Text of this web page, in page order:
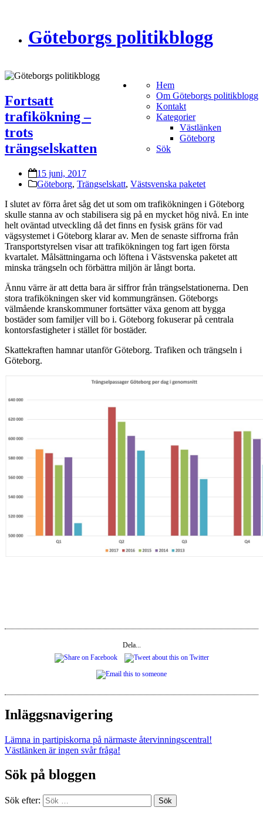
Göteborgs politikblogg
Hem
Om Göteborgs politikblogg
Kontakt
Kategorier
Västlänken
Göteborg
Sök
Fortsatt
trafikökning –
trots
trängselskatten
15 juni, 2017
Göteborg, Trängselskatt, Västsvenska paketet
I slutet av förra året såg det ut som om trafikökningen i Göteborg
skulle stanna av och stabilisera sig på en mycket hög nivå. En inte
helt oväntad utveckling då det finns en fysisk gräns för vad
vägsystemet i Göteborg klarar av. Men de senaste siffrorna från
Transportstyrelsen visar att trafikökningen tog fart igen första
kvartalet. Målsättningarna och löftena i Västsvenska paketet att
minska trängseln och förbättra miljön är långt borta.
Ännu värre är att detta bara är siffror från trängselstationerna. Den
stora trafikökningen sker vid kommungränsen. Göteborgs
välmående kranskommuner fortsätter växa genom att bygga
bostäder som familjer vill bo i. Göteborg fokuserar på centrala
kontorsfastigheter i stället för bostäder.
Skattekraften hamnar utanför Göteborg. Trafiken och trängseln i
Göteborg.
Dela...
Inläggsnavigering
Lämna in partipiskorna på närmaste återvinningscentral!
Västlänken är ingen svår fråga!
Sök på bloggen
Sök efter: Sök